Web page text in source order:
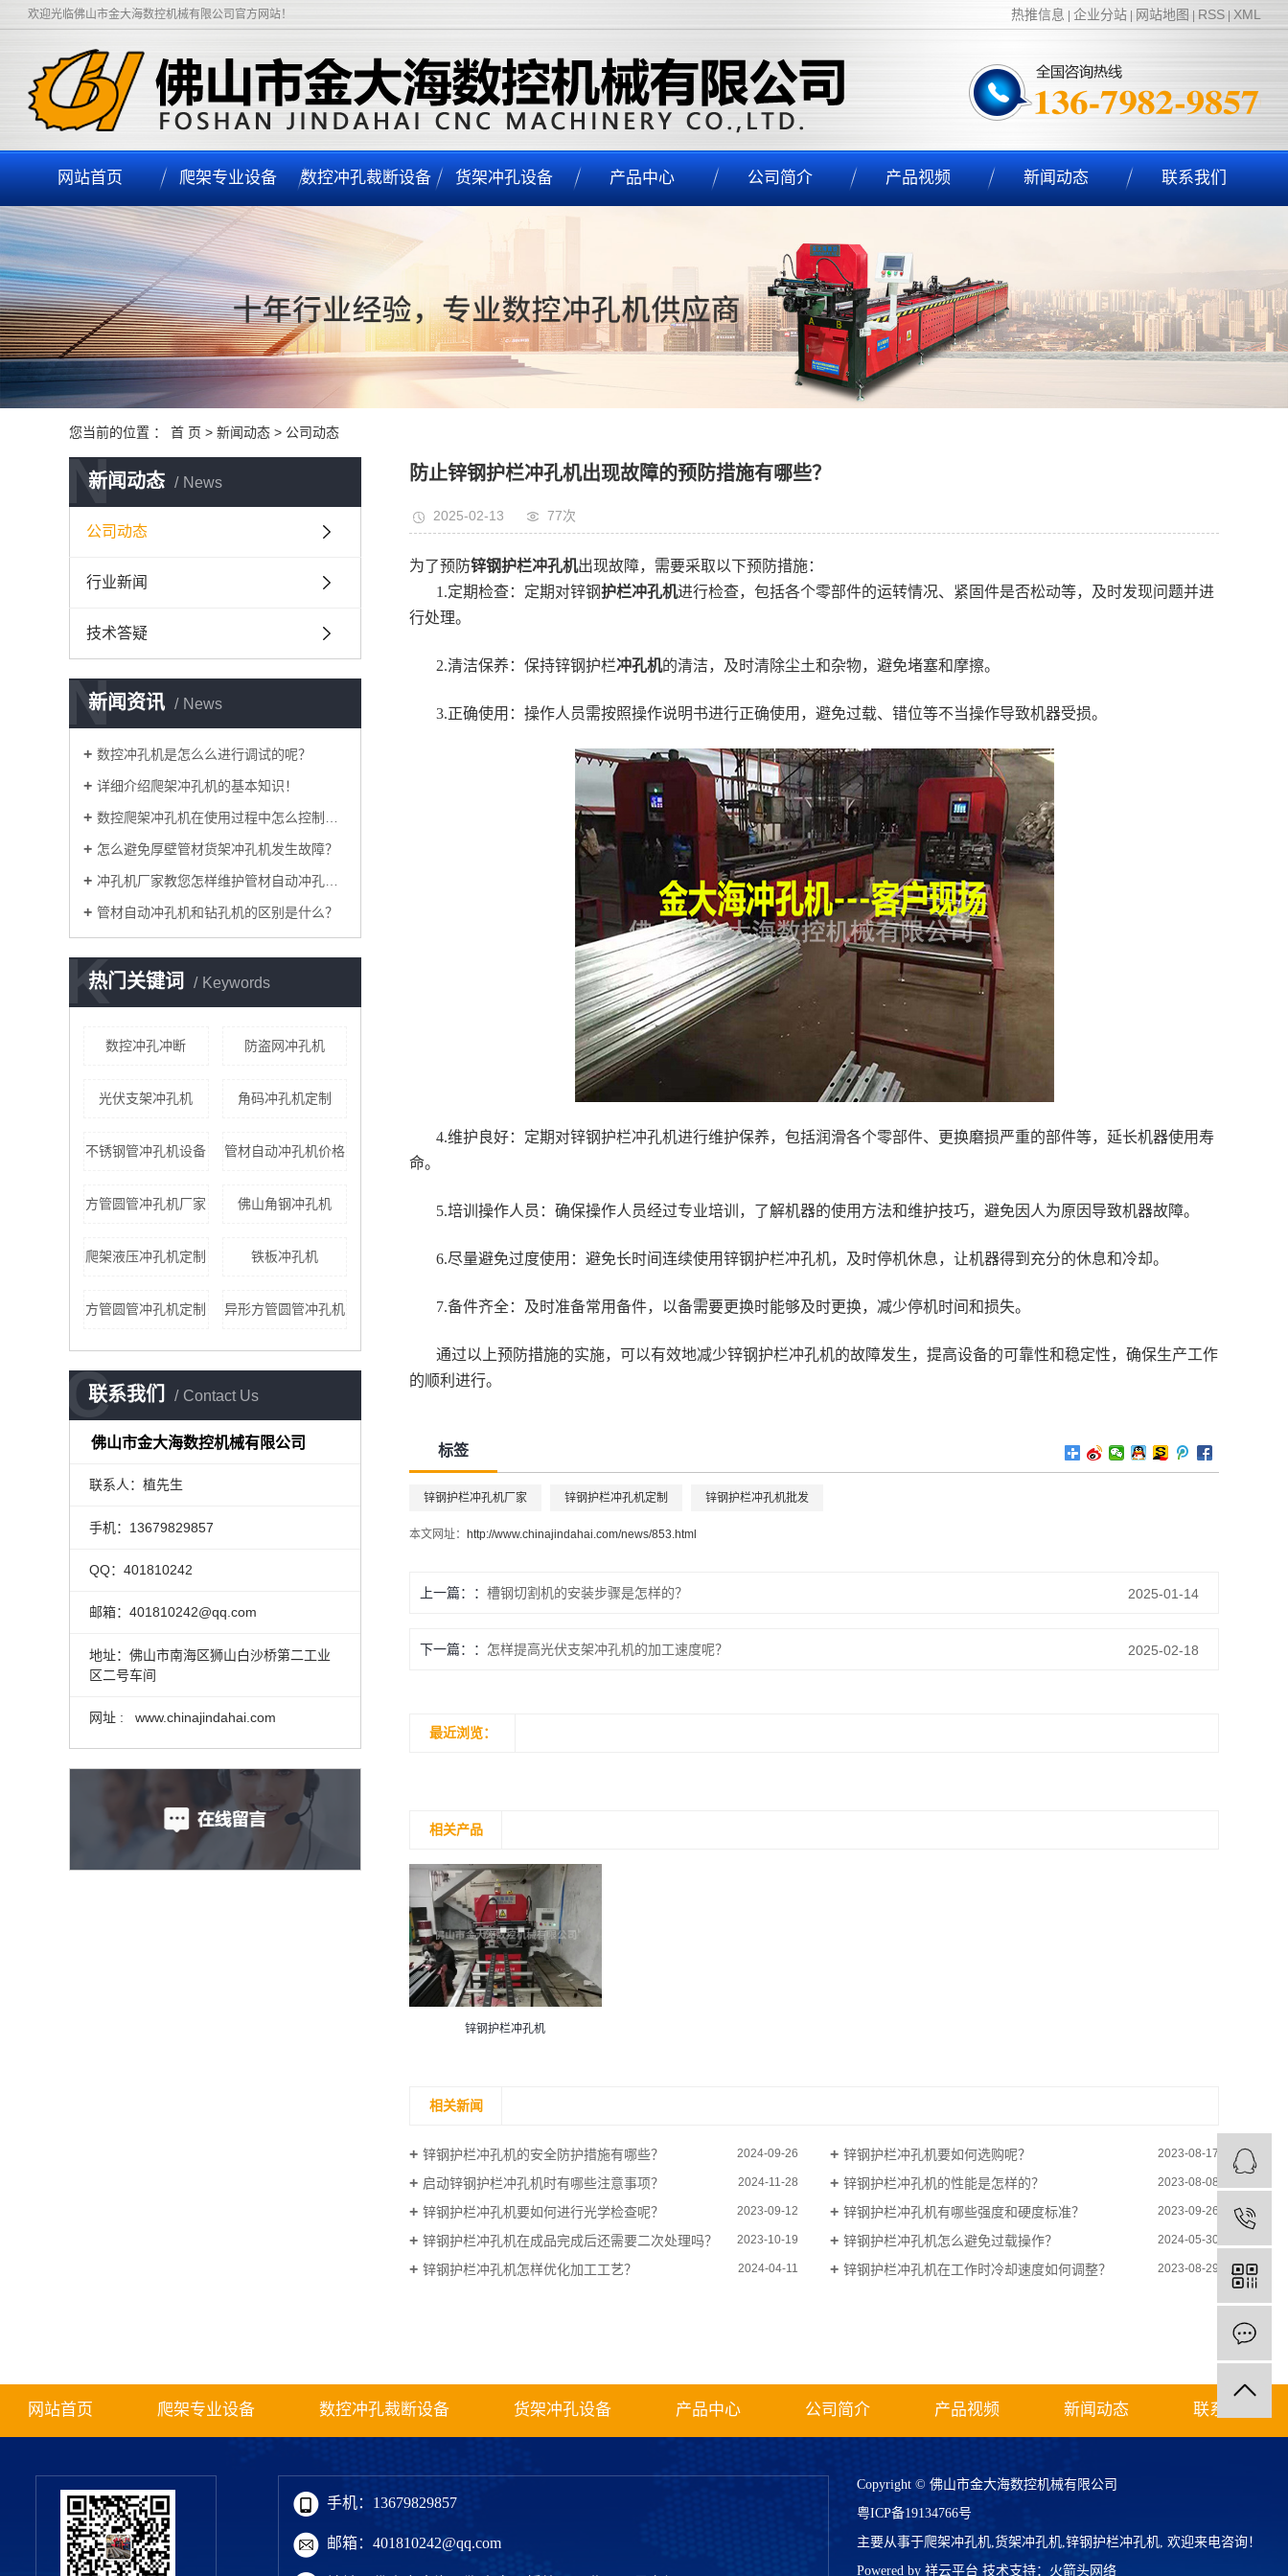
欢迎光临佛山市金大海数控机械有限公司官方网站！ 热推信息 企业分站| 网站地图 RSS| XML
网站首页 爬架专业设备 数控冲孔裁断设备 货架冲孔设备 产品中心 公司简介 产品视频 新闻动态 联系我们
您当前的位置 ： 首 页 > 新闻动态 > 公司动态
新闻动态 News
N
公司动态
行业新闻
技术答疑
新闻资讯 News
N
数控冲孔机是怎么么进行调试的呢？
详细介绍爬架冲孔机的基本知识！
数控爬架冲孔机在使用过程中怎么控制加工精度？
怎么避免厚壁管材货架冲孔机发生故障？
​冲孔机厂家教您怎样维护管材自动冲孔机！
管材自动冲孔机和钻孔机的区别是什么？
热门关键词 Keywords
K
数控冲孔冲断 防盗网冲孔机
光伏支架冲孔机 角码冲孔机定制
不锈钢管冲孔机设备 管材自动冲孔机价格
方管圆管冲孔机厂家 佛山角钢冲孔机
爬架液压冲孔机定制 铁板冲孔机
方管圆管冲孔机定制 异形方管圆管冲孔机
联系我们 Contact Us
C
佛山市金大海数控机械有限公司
联系人：植先生
手机：13679829857
QQ：401810242
邮箱：401810242@qq.com
地址：佛山市南海区狮山白沙桥第二工业
区二号车间
网址 : www.chinajindahai.com
防止锌钢护栏冲孔机出现故障的预防措施有哪些？
2025-02-13 77次
为了预防锌钢护栏冲孔机出现故障，需要采取以下预防措施：
1.定期检查：定期对锌钢护栏冲孔机进行检查，包括各个零部件的运转情况、紧固件是否松动等，及时发现问题并进
行处理。
2.清洁保养：保持锌钢护栏冲孔机的清洁，及时清除尘土和杂物，避免堵塞和摩擦。
3.正确使用：操作人员需按照操作说明书进行正确使用，避免过载、错位等不当操作导致机器受损。
4.维护良好：定期对锌钢护栏冲孔机进行维护保养，包括润滑各个零部件、更换磨损严重的部件等，延长机器使用寿
命。
5.培训操作人员：确保操作人员经过专业培训，了解机器的使用方法和维护技巧，避免因人为原因导致机器故障。
6.尽量避免过度使用：避免长时间连续使用锌钢护栏冲孔机，及时停机休息，让机器得到充分的休息和冷却。
7.备件齐全：及时准备常用备件，以备需要更换时能够及时更换，减少停机时间和损失。
通过以上预防措施的实施，可以有效地减少锌钢护栏冲孔机的故障发生，提高设备的可靠性和稳定性，确保生产工作
的顺利进行。
标签
锌钢护栏冲孔机厂家 锌钢护栏冲孔机定制 锌钢护栏冲孔机批发
本文网址： http://www.chinajindahai.com/news/853.html
上一篇： 槽钢切割机的安装步骤是怎样的？ 2025-01-14
下一篇： 怎样提高光伏支架冲孔机的加工速度呢？ 2025-02-18
最近浏览：
相关产品
锌钢护栏冲孔机
相关新闻
锌钢护栏冲孔机的安全防护措施有哪些？ 2024-09-26 锌钢护栏冲孔机要如何选购呢？ 2023-08-17
启动锌钢护栏冲孔机时有哪些注意事项？ 2024-11-28 锌钢护栏冲孔机的性能是怎样的？ 2023-08-08
锌钢护栏冲孔机要如何进行光学检查呢？ 2023-09-12 锌钢护栏冲孔机有哪些强度和硬度标准？ 2023-09-26
锌钢护栏冲孔机在成品完成后还需要二次处理吗？ 2023-10-19 锌钢护栏冲孔机怎么避免过载操作？ 2024-05-30
锌钢护栏冲孔机怎样优化加工工艺？ 2024-04-11 锌钢护栏冲孔机在工作时冷却速度如何调整？ 2023-08-29
网站首页 爬架专业设备 数控冲孔裁断设备 货架冲孔设备 产品中心 公司简介 产品视频 新闻动态 联系我们
手机：13679829857
邮箱：401810242@qq.com
Copyright © 佛山市金大海数控机械有限公司
粤ICP备19134766号
主要从事于爬架冲孔机,货架冲孔机,锌钢护栏冲孔机, 欢迎来电咨询！
Powered by 祥云平台 技术支持： 火箭头网络